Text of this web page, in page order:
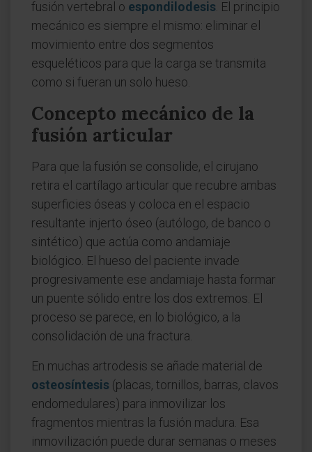
fusión vertebral o espondilodesis . El principio
mecánico es siempre el mismo: eliminar el
movimiento entre dos segmentos
esqueléticos para que la carga se transmita
como si fueran un solo hueso.
Concepto mecánico de la
fusión articular
Para que la fusión se consolide, el cirujano
retira el cartílago articular que recubre ambas
superficies óseas y coloca en el espacio
resultante injerto óseo (autólogo, de banco o
sintético) que actúa como andamiaje
biológico. El hueso del paciente invade
progresivamente ese andamiaje hasta formar
un puente sólido entre los dos extremos. El
proceso se parece, en lo biológico, a la
consolidación de una fractura.
En muchas artrodesis se añade material de
osteosíntesis (placas, tornillos, barras, clavos
endomedulares) para inmovilizar los
fragmentos mientras la fusión madura. Esa
inmovilización puede durar semanas o meses